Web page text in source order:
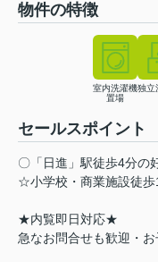
物件の特徴
室内洗濯機
置場
独立
セールスポイント
〇「日進」駅徒歩4分の
☆小学校・商業施設徒
★内覧即日対応★
急なお問合せも歓迎・